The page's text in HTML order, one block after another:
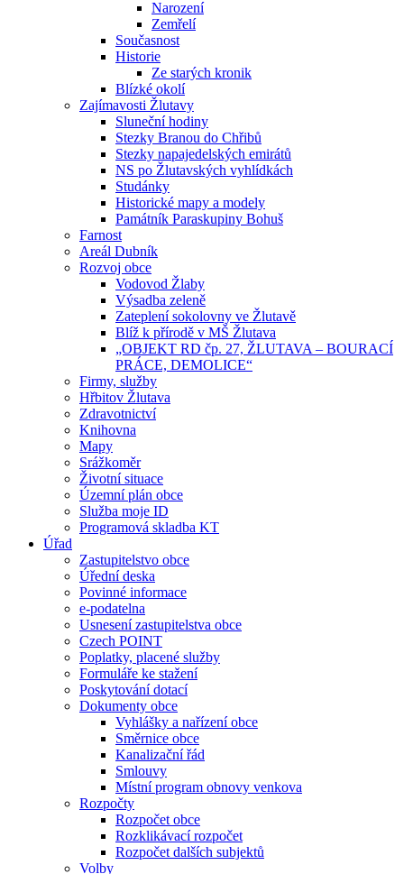
Narození
Zemřelí
Současnost
Historie
Ze starých kronik
Blízké okolí
Zajímavosti Žlutavy
Sluneční hodiny
Stezky Branou do Chřibů
Stezky napajedelských emirátů
NS po Žlutavských vyhlídkách
Studánky
Historické mapy a modely
Památník Paraskupiny Bohuš
Farnost
Areál Dubník
Rozvoj obce
Vodovod Žlaby
Výsadba zeleně
Zateplení sokolovny ve Žlutavě
Blíž k přírodě v MŠ Žlutava
„OBJEKT RD čp. 27, ŽLUTAVA – BOURACÍ
PRÁCE, DEMOLICE“
Firmy, služby
Hřbitov Žlutava
Zdravotnictví
Knihovna
Mapy
Srážkoměr
Životní situace
Územní plán obce
Služba moje ID
Programová skladba KT
Úřad
Zastupitelstvo obce
Úřední deska
Povinné informace
e-podatelna
Usnesení zastupitelstva obce
Czech POINT
Poplatky, placené služby
Formuláře ke stažení
Poskytování dotací
Dokumenty obce
Vyhlášky a nařízení obce
Směrnice obce
Kanalizační řád
Smlouvy
Místní program obnovy venkova
Rozpočty
Rozpočet obce
Rozklikávací rozpočet
Rozpočet dalších subjektů
Volby